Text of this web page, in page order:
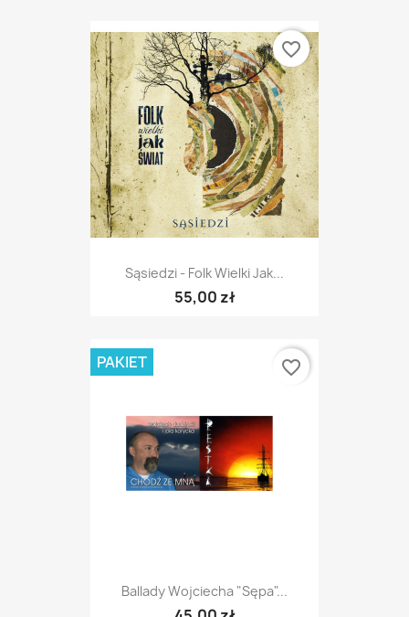
Sąsiedzi - Folk Wielki Jak...
55,00 zł
favorite_border
Ballady Wojciecha "Sępa"...
PAKIET favorite_border